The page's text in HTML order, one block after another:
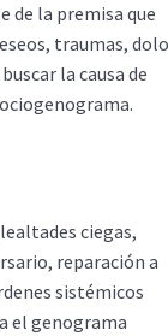
de la premisa que
traumas,
la causa de
ciegas,
reparación a
sistémicos
el genograma